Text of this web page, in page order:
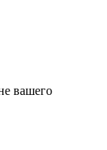
вашего